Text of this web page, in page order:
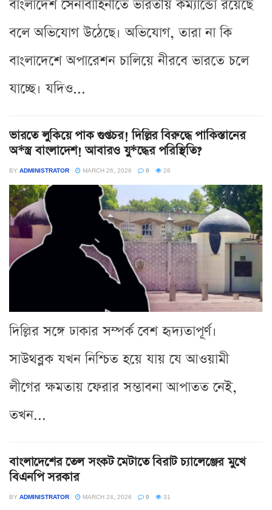
বাংলাদেশ সেনাবাহিনীতে ভারতীয় কম্যান্ডো রয়েছে
বলে অভিযোগ উঠেছে। অভিযোগ, তারা না কি
বাংলাদেশে অপারেশন চালিয়ে নীরবে ভারতে চলে
যাচ্ছে। যদিও...
ভারতে লুকিয়ে পাক গুপ্তচর! দিল্লির বিরুদ্ধে পাকিস্তানের
অ*স্ত্র বাংলাদেশ! আবারও যু*দ্ধের পরিস্থিতি?
BY ADMINISTRATOR MARCH 26, 2026 0 26
দিল্লির সঙ্গে ঢাকার সম্পর্ক বেশ হৃদ্যতাপূর্ণ।
সাউথব্লক যখন নিশ্চিত হয়ে যায় যে আওয়ামী
লীগের ক্ষমতায় ফেরার সম্ভাবনা আপাতত নেই,
তখন...
বাংলাদেশের তেল সংকট মেটাতে বিরাট চ্যালেঞ্জের মুখে
বিএনপি সরকার
BY ADMINISTRATOR MARCH 24, 2026 0 31